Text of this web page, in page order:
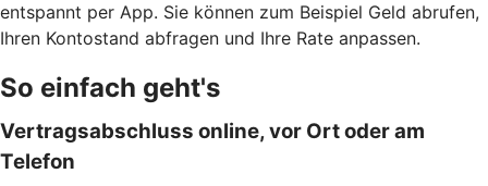
entspannt per App. Sie können zum Beispiel Geld abrufen,
Ihren Kontostand abfragen und Ihre Rate anpassen.
So einfach geht's
Vertragsabschluss online, vor Ort oder am
Telefon